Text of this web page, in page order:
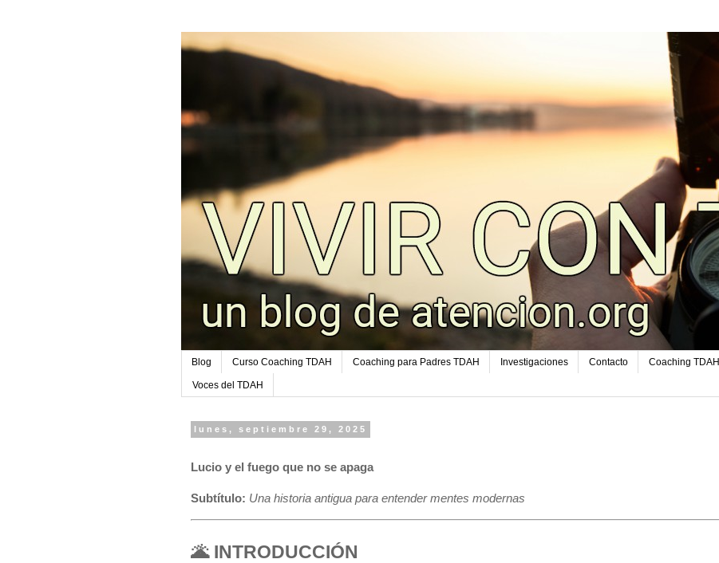
Blog Curso Coaching TDAH Coaching para Padres TDAH Investigaciones Contacto Coaching TDAH
Voces del TDAH
lunes, septiembre 29, 2025
Lucio y el fuego que no se apaga
Subtítulo: Una historia antigua para entender mentes modernas
🌋 INTRODUCCIÓN